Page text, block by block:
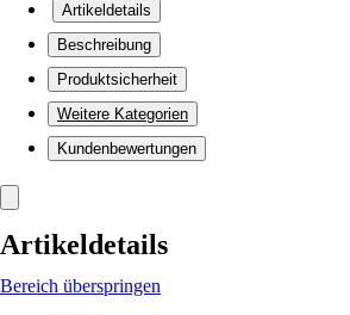
Artikeldetails
Beschreibung
Produktsicherheit
Weitere Kategorien
Kundenbewertungen
Artikeldetails
Bereich überspringen